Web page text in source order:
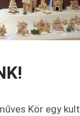
Kör egy